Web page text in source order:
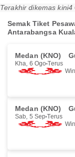
Terakhir dikemas kini4
Semak Tiket
Antarabangsa
Medan (KNO)
Kha, 6 Ogo Terus
Medan (KNO)
Sab, 5 Sep Terus